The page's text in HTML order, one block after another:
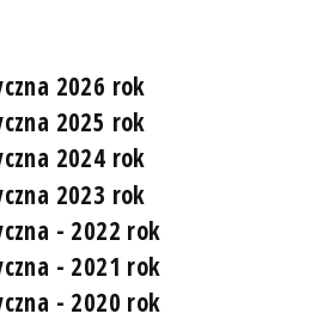
2026 rok
2025 rok
2024 rok
2023 rok
- 2022 rok
- 2021 rok
- 2020 rok